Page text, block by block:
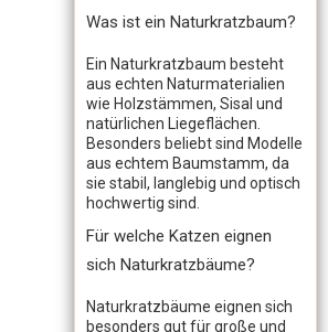
Was ist ein Naturkratzbaum?
Ein Naturkratzbaum besteht
aus echten Naturmaterialien
wie Holzstämmen, Sisal und
natürlichen Liegeflächen.
Besonders beliebt sind Modelle
aus echtem Baumstamm, da
sie stabil, langlebig und optisch
hochwertig sind.
Für welche Katzen eignen
sich Naturkratzbäume?
Naturkratzbäume eignen sich
besonders gut für große und